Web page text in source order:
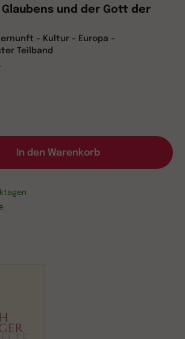
Glaubens und der Gott der
– Kultur – Europa –
Teilband